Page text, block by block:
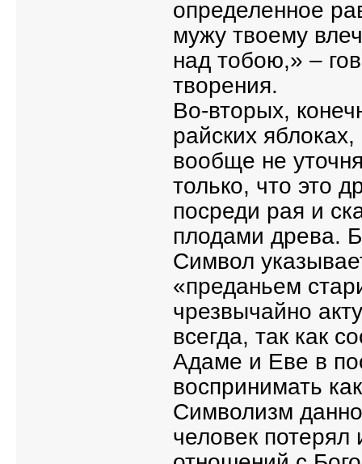
определенное
мужу твоему
над тобою,» –
творения.
Во-вторых,
райских
вообще не
только, что это
посреди рая и
плодами древа.
Символ
«преданьем
чрезвычайно
всегда, так как
Адаме и Еве в
воспринимать
Символизм
человек потерял